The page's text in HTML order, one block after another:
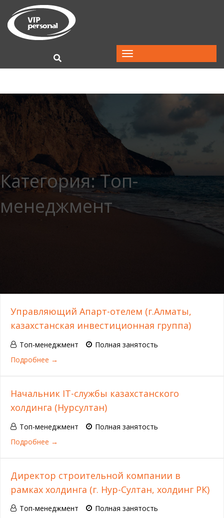
Категория:Топ-
менеджмент
Управляющий Апарт-отелем (г.Алматы,
казахстанская инвестиционная группа)
Топ-менеджмент
Полная занятость
Подробнее
Начальник IT-службы казахстанского
холдинга (Нурсултан)
Топ-менеджмент
Полная занятость
Подробнее
Директор строительной компании в
рамках холдинга (г. Нур-Султан, холдинг РК)
Топ-менеджмент
Полная занятость